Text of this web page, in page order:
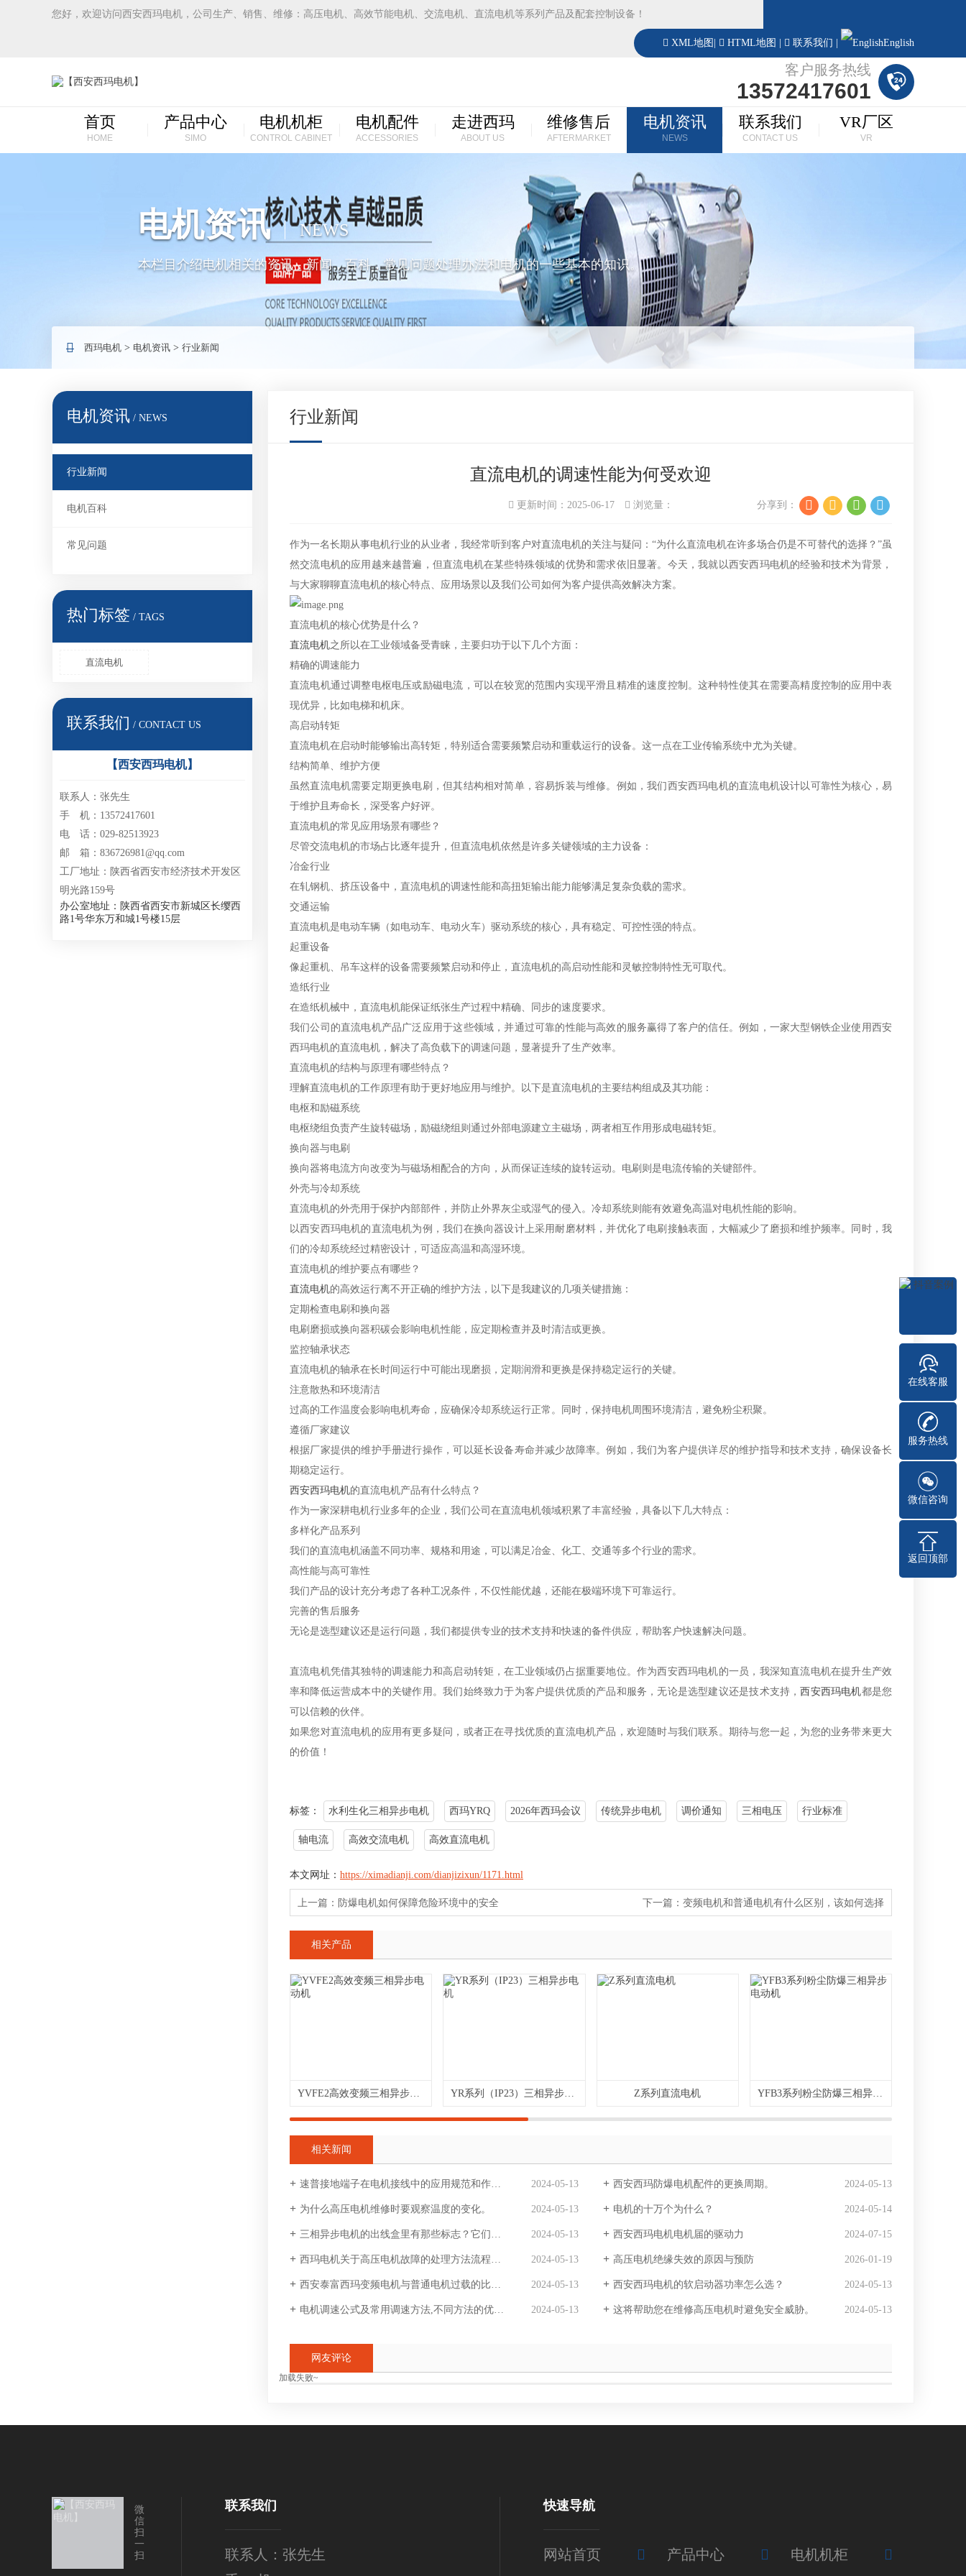
您好，欢迎访问西安西玛电机，公司生产、销售、维修：高压电机、高效节能电机、交流电机、直流电机等系列产品及配套控制设备！
XML地图 HTML地图 联系我们 English
客户服务热线
13572417601
首页
HOME
产品中心
SIMO
电机机柜
CONTROL CABINET
电机配件
ACCESSORIES
走进西玛
ABOUT US
维修售后
AFTERMARKET
电机资讯
NEWS
联系我们
CONTACT US
VR厂区
VR
电机资讯 NEWS
本栏目介绍电机相关的资讯，新闻，百科，常见问题处理办法和电机的一些基本的知识。
西玛电机 > 电机资讯 > 行业新闻
电机资讯 / NEWS
行业新闻
电机百科
常见问题
热门标签 / TAGS
直流电机
联系我们 / CONTACT US
【西安西玛电机】
联系人：张先生
手 机：13572417601
电 话：029-82513923
邮 箱：836726981@qq.com
工厂地址：陕西省西安市经济技术开发区
明光路159号
办公室地址：陕西省西安市新城区长缨西
路1号华东万和城1号楼15层
行业新闻
直流电机的调速性能为何受欢迎
更新时间：2025-06-17 浏览量： 分享到：
作为一名长期从事电机行业的从业者，我经常听到客户对直流电机的关注与疑问：“为什么直流电机在许多场合仍是不可替代的选择？”虽
然交流电机的应用越来越普遍，但直流电机在某些特殊领域的优势和需求依旧显著。今天，我就以西安西玛电机的经验和技术为背景，
与大家聊聊直流电机的核心特点、应用场景以及我们公司如何为客户提供高效解决方案。
直流电机的核心优势是什么？
直流电机之所以在工业领域备受青睐，主要归功于以下几个方面：
精确的调速能力
直流电机通过调整电枢电压或励磁电流，可以在较宽的范围内实现平滑且精准的速度控制。这种特性使其在需要高精度控制的应用中表
现优异，比如电梯和机床。
高启动转矩
直流电机在启动时能够输出高转矩，特别适合需要频繁启动和重载运行的设备。这一点在工业传输系统中尤为关键。
结构简单、维护方便
虽然直流电机需要定期更换电刷，但其结构相对简单，容易拆装与维修。例如，我们西安西玛电机的直流电机设计以可靠性为核心，易
于维护且寿命长，深受客户好评。
直流电机的常见应用场景有哪些？
尽管交流电机的市场占比逐年提升，但直流电机依然是许多关键领域的主力设备：
冶金行业
在轧钢机、挤压设备中，直流电机的调速性能和高扭矩输出能力能够满足复杂负载的需求。
交通运输
直流电机是电动车辆（如电动车、电动火车）驱动系统的核心，具有稳定、可控性强的特点。
起重设备
像起重机、吊车这样的设备需要频繁启动和停止，直流电机的高启动性能和灵敏控制特性无可取代。
造纸行业
在造纸机械中，直流电机能保证纸张生产过程中精确、同步的速度要求。
我们公司的直流电机产品广泛应用于这些领域，并通过可靠的性能与高效的服务赢得了客户的信任。例如，一家大型钢铁企业使用西安
西玛电机的直流电机，解决了高负载下的调速问题，显著提升了生产效率。
直流电机的结构与原理有哪些特点？
理解直流电机的工作原理有助于更好地应用与维护。以下是直流电机的主要结构组成及其功能：
电枢和励磁系统
电枢绕组负责产生旋转磁场，励磁绕组则通过外部电源建立主磁场，两者相互作用形成电磁转矩。
换向器与电刷
换向器将电流方向改变为与磁场相配合的方向，从而保证连续的旋转运动。电刷则是电流传输的关键部件。
外壳与冷却系统
直流电机的外壳用于保护内部部件，并防止外界灰尘或湿气的侵入。冷却系统则能有效避免高温对电机性能的影响。
以西安西玛电机的直流电机为例，我们在换向器设计上采用耐磨材料，并优化了电刷接触表面，大幅减少了磨损和维护频率。同时，我
们的冷却系统经过精密设计，可适应高温和高湿环境。
直流电机的维护要点有哪些？
直流电机的高效运行离不开正确的维护方法，以下是我建议的几项关键措施：
定期检查电刷和换向器
电刷磨损或换向器积碳会影响电机性能，应定期检查并及时清洁或更换。
监控轴承状态
直流电机的轴承在长时间运行中可能出现磨损，定期润滑和更换是保持稳定运行的关键。
注意散热和环境清洁
过高的工作温度会影响电机寿命，应确保冷却系统运行正常。同时，保持电机周围环境清洁，避免粉尘积聚。
遵循厂家建议
根据厂家提供的维护手册进行操作，可以延长设备寿命并减少故障率。例如，我们为客户提供详尽的维护指导和技术支持，确保设备长
期稳定运行。
西安西玛电机的直流电机产品有什么特点？
作为一家深耕电机行业多年的企业，我们公司在直流电机领域积累了丰富经验，具备以下几大特点：
多样化产品系列
我们的直流电机涵盖不同功率、规格和用途，可以满足冶金、化工、交通等多个行业的需求。
高性能与高可靠性
我们产品的设计充分考虑了各种工况条件，不仅性能优越，还能在极端环境下可靠运行。
完善的售后服务
无论是选型建议还是运行问题，我们都提供专业的技术支持和快速的备件供应，帮助客户快速解决问题。
直流电机凭借其独特的调速能力和高启动转矩，在工业领域仍占据重要地位。作为西安西玛电机的一员，我深知直流电机在提升生产效
率和降低运营成本中的关键作用。我们始终致力于为客户提供优质的产品和服务，无论是选型建议还是技术支持， 西安西玛电机都是您
可以信赖的伙伴。
如果您对直流电机的应用有更多疑问，或者正在寻找优质的直流电机产品，欢迎随时与我们联系。期待与您一起，为您的业务带来更大
的价值！
标签： 水利生化三相异步电机 西玛YRQ 2026年西玛会议 传统异步电机 调价通知 三相电压 行业标准
轴电流 高效交流电机 高效直流电机
本文网址： https://ximadianji.com/dianjizixun/1171.html
上一篇： 防爆电机如何保障危险环境中的安全 下一篇： 变频电机和普通电机有什么区别，该如何选择
相关产品
YVFE2高效变频三相异步电动机 YR系列（IP23）三相异步电机 Z系列直流电机 YFB3系列粉尘防爆三相异步电动机
相关新闻
速普接地端子在电机接线中的应用规范和作用。 2024-05-13 西安西玛防爆电机配件的更换周期。 2024-05-13
为什么高压电机维修时要观察温度的变化。 2024-05-13 电机的十万个为什么？ 2024-05-14
三相异步电机的出线盒里有那些标志？它们代表什么意义？ 2024-05-13 西安西玛电机电机届的驱动力 2024-07-15
西玛电机关于高压电机故障的处理方法流程分享。 2024-05-13 高压电机绝缘失效的原因与预防 2026-01-19
西安泰富西玛变频电机与普通电机过载的比较。 2024-05-13 西安西玛电机的软启动器功率怎么选？ 2024-05-13
电机调速公式及常用调速方法,不同方法的优劣对比。 2024-05-13 这将帮助您在维修高压电机时避免安全威胁。 2024-05-13
网友评论
加载失败~
微
信
扫
一
扫
联系我们
联系人：张先生
快速导航
网站首页 产品中心 电机机柜
在线客服
服务热线
微信咨询
返回顶部